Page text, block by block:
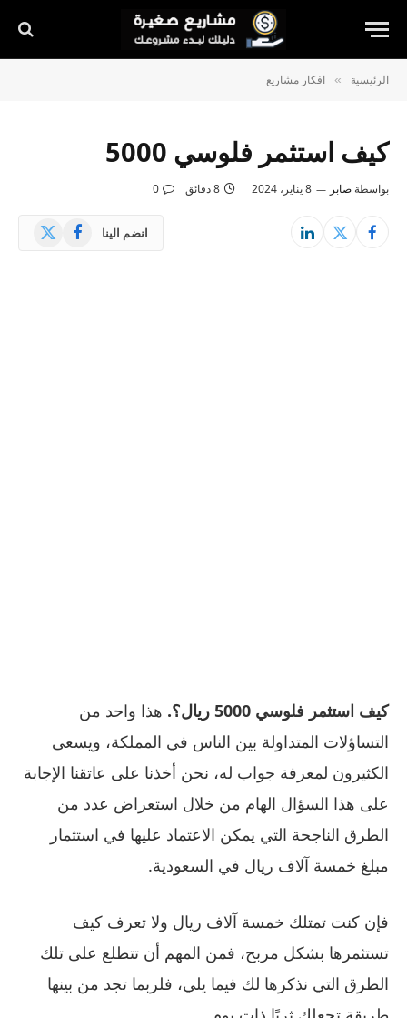
الرئيسية » افكار مشاريع
كيف استثمر فلوسي 5000
بواسطة صابر 8 يناير، 2024 8 دقائق 0
انضم الينا فيسبوك
كيف استثمر فلوسي 5000 ريال؟.
هذا واحد من
التساؤلات المتداولة بين الناس في المملكة، ويسعى
الكثيرون لمعرفة جواب له، نحن أخذنا على عاتقنا الإجابة
على هذا السؤال الهام من خلال استعراض عدد من
الطرق الناجحة التي يمكن الاعتماد عليها في استثمار
مبلغ خمسة آلاف ريال في السعودية.
فإن كنت تمتلك خمسة آلاف ريال ولا تعرف كيف
تستثمرها بشكل مربح، فمن المهم أن تتطلع على تلك
الطرق التي نذكرها لك فيما يلي، فلربما تجد من بينها